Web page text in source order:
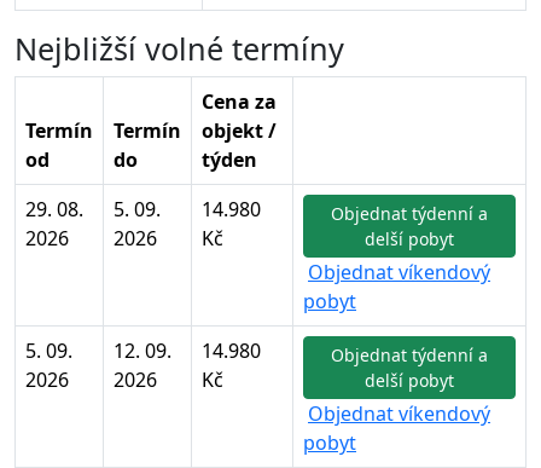
Nejbližší volné termíny
Termín
od
Termín
do
Cena za
objekt /
týden
29. 08.
2026
5. 09.
2026
14.980
Kč
Objednat týdenní a
delší pobyt
Objednat víkendový
pobyt
5. 09.
2026
12. 09.
2026
14.980
Kč
Objednat týdenní a
delší pobyt
Objednat víkendový
pobyt